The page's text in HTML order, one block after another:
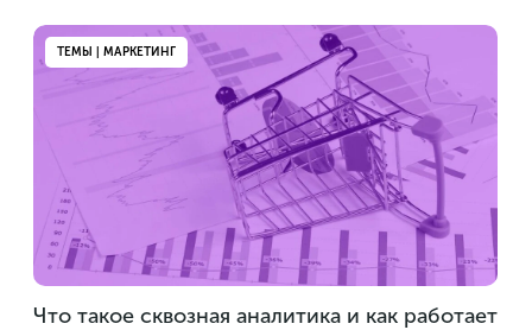
ТЕМЫ | МАРКЕТИНГ
Что такое сквозная аналитика и как работает